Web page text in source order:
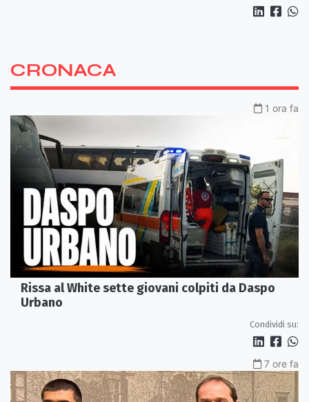
CRONACA
1 ora fa
Rissa al White sette giovani colpiti da Daspo
Urbano
Condividi su:
7 ore fa